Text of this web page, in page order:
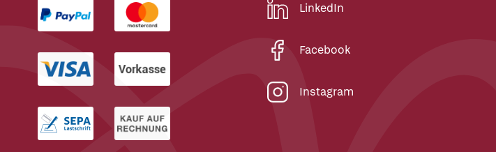
LinkedIn
Facebook
Instagram